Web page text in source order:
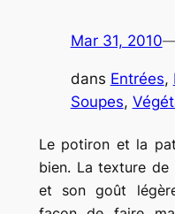
Mar 31, 2010
dans Entrées,
Soupes,
Le potiron et la
bien. La texture
et son goût